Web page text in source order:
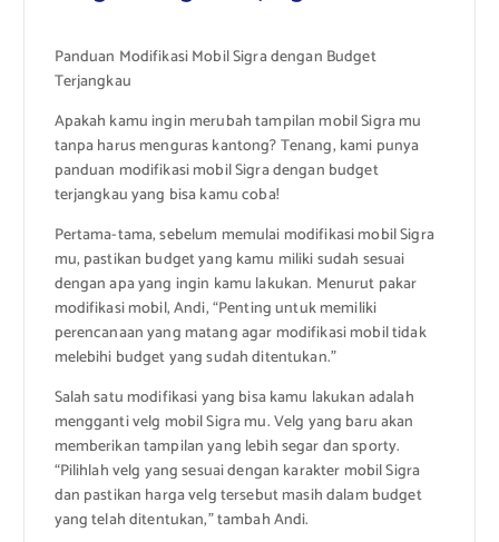
Panduan Modifikasi Mobil Sigra dengan Budget
Terjangkau
Apakah kamu ingin merubah tampilan mobil Sigra mu
tanpa harus menguras kantong? Tenang, kami punya
panduan modifikasi mobil Sigra dengan budget
terjangkau yang bisa kamu coba!
Pertama-tama, sebelum memulai modifikasi mobil Sigra
mu, pastikan budget yang kamu miliki sudah sesuai
dengan apa yang ingin kamu lakukan. Menurut pakar
modifikasi mobil, Andi, “Penting untuk memiliki
perencanaan yang matang agar modifikasi mobil tidak
melebihi budget yang sudah ditentukan.”
Salah satu modifikasi yang bisa kamu lakukan adalah
mengganti velg mobil Sigra mu. Velg yang baru akan
memberikan tampilan yang lebih segar dan sporty.
“Pilihlah velg yang sesuai dengan karakter mobil Sigra
dan pastikan harga velg tersebut masih dalam budget
yang telah ditentukan,” tambah Andi.